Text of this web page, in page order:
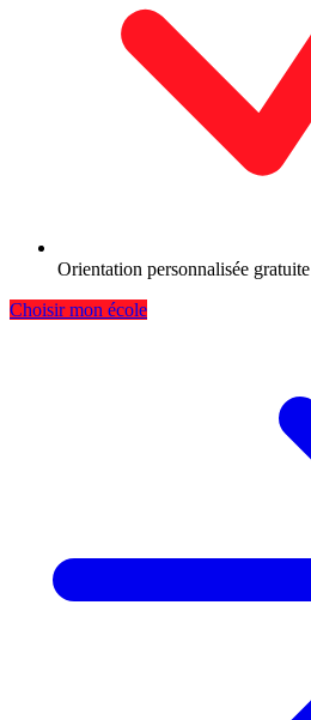
Orientation personnalisée gratuite
Choisir mon école